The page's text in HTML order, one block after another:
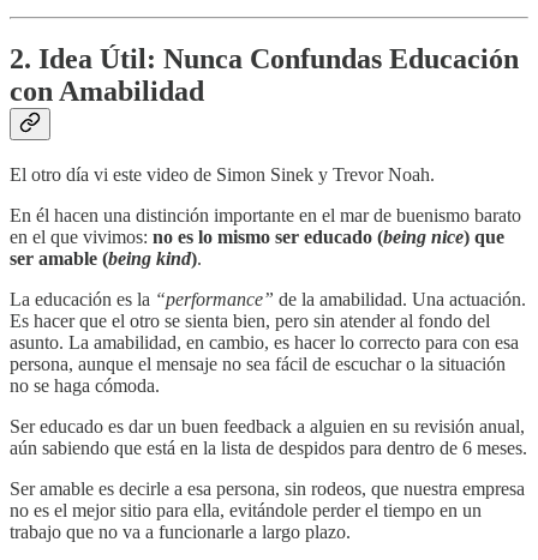
2. Idea Útil: Nunca Confundas Educación
con Amabilidad
El otro día vi este video de Simon Sinek y Trevor Noah.
En él hacen una distinción importante en el mar de buenismo barato
en el que vivimos: no es lo mismo ser educado (being nice) que
ser amable (being kind).
La educación es la “performance” de la amabilidad. Una actuación.
Es hacer que el otro se sienta bien, pero sin atender al fondo del
asunto. La amabilidad, en cambio, es hacer lo correcto para con esa
persona, aunque el mensaje no sea fácil de escuchar o la situación
no se haga cómoda.
Ser educado es dar un buen feedback a alguien en su revisión anual,
aún sabiendo que está en la lista de despidos para dentro de 6 meses.
Ser amable es decirle a esa persona, sin rodeos, que nuestra empresa
no es el mejor sitio para ella, evitándole perder el tiempo en un
trabajo que no va a funcionarle a largo plazo.